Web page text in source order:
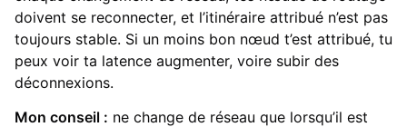
doivent se reconnecter, et l’itinéraire attribué n’est pas
toujours stable. Si un moins bon nœud t’est attribué, tu
peux voir ta latence augmenter, voire subir des
déconnexions.
Mon conseil : ne change de réseau que lorsqu’il est